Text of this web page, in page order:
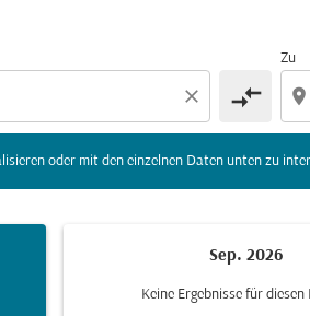
close compare_arrows
Zu
location_on
oder mit den einzelnen Daten unten zu
Sep. 2026
Keine Ergebnisse für